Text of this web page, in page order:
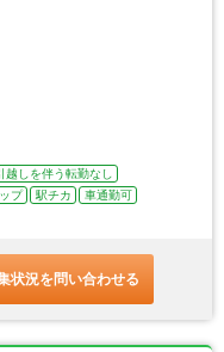
越しを伴う転勤なし
プ 駅チカ
車通勤可
状況を問い合わせる